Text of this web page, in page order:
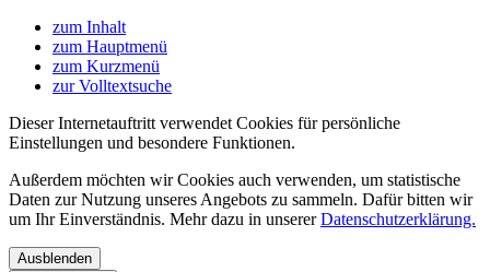
zum Inhalt
zum Hauptmenü
zum Kurzmenü
zur Volltextsuche
Dieser Internetauftritt verwendet Cookies für persönliche
Einstellungen und besondere Funktionen.
Außerdem möchten wir Cookies auch verwenden, um statistische
Daten zur Nutzung unseres Angebots zu sammeln. Dafür bitten wir
um Ihr Einverständnis. Mehr dazu in unsererDatenschutzerklärung.
Ausblenden